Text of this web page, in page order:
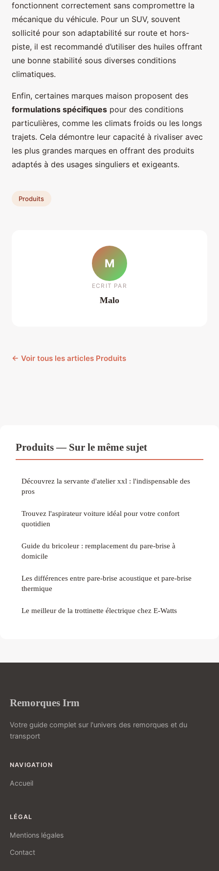
fonctionnent correctement sans compromettre la
mécanique du véhicule. Pour un SUV, souvent
sollicité pour son adaptabilité sur route et hors-
piste, il est recommandé d’utiliser des huiles offrant
une bonne stabilité sous diverses conditions
climatiques.
Enfin, certaines marques maison proposent des
formulations spécifiques pour des conditions
particulières, comme les climats froids ou les longs
trajets. Cela démontre leur capacité à rivaliser avec
les plus grandes marques en offrant des produits
adaptés à des usages singuliers et exigeants.
Produits
M
ECRIT PAR
Malo
← Voir tous les articles Produits
Produits — Sur le même sujet
Découvrez la servante d'atelier xxl : l'indispensable des
pros
Trouvez l'aspirateur voiture idéal pour votre confort
quotidien
Guide du bricoleur : remplacement du pare-brise à
domicile
Les différences entre pare-brise acoustique et pare-brise
thermique
Le meilleur de la trottinette électrique chez E-Watts
Remorques Irm
Votre guide complet sur l'univers des remorques et du
transport
NAVIGATION
Accueil
LÉGAL
Mentions légales
Contact